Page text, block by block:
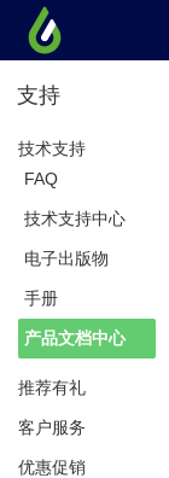
支持
技术支持
FAQ
技术支持中心
电子出版物
手册
产品文档中心
推荐有礼
客户服务
优惠促销